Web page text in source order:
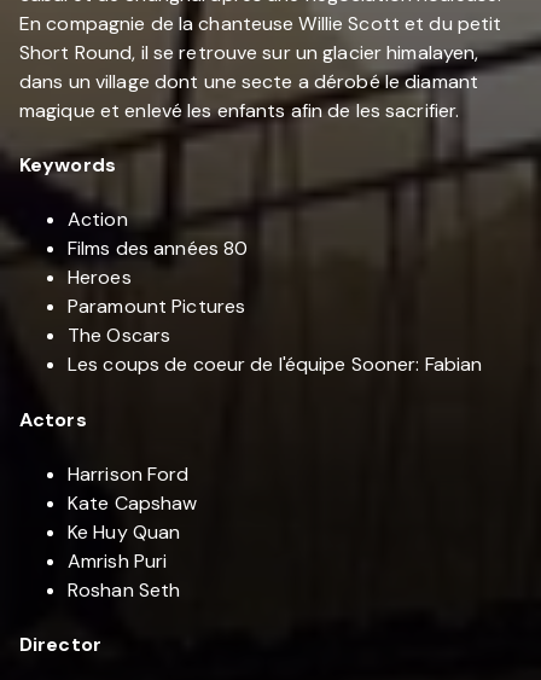
En compagnie de la chanteuse Willie Scott et du petit
Short Round, il se retrouve sur un glacier himalayen,
dans un village dont une secte a dérobé le diamant
magique et enlevé les enfants afin de les sacrifier.
Keywords
Action
Films des années 80
Heroes
Paramount Pictures
The Oscars
Les coups de coeur de l'équipe Sooner: Fabian
Actors
Harrison Ford
Kate Capshaw
Ke Huy Quan
Amrish Puri
Roshan Seth
Director